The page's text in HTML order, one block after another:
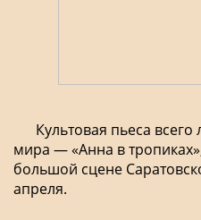
Культовая пьеса
мира — «Анна в
большой сцене
апреля.